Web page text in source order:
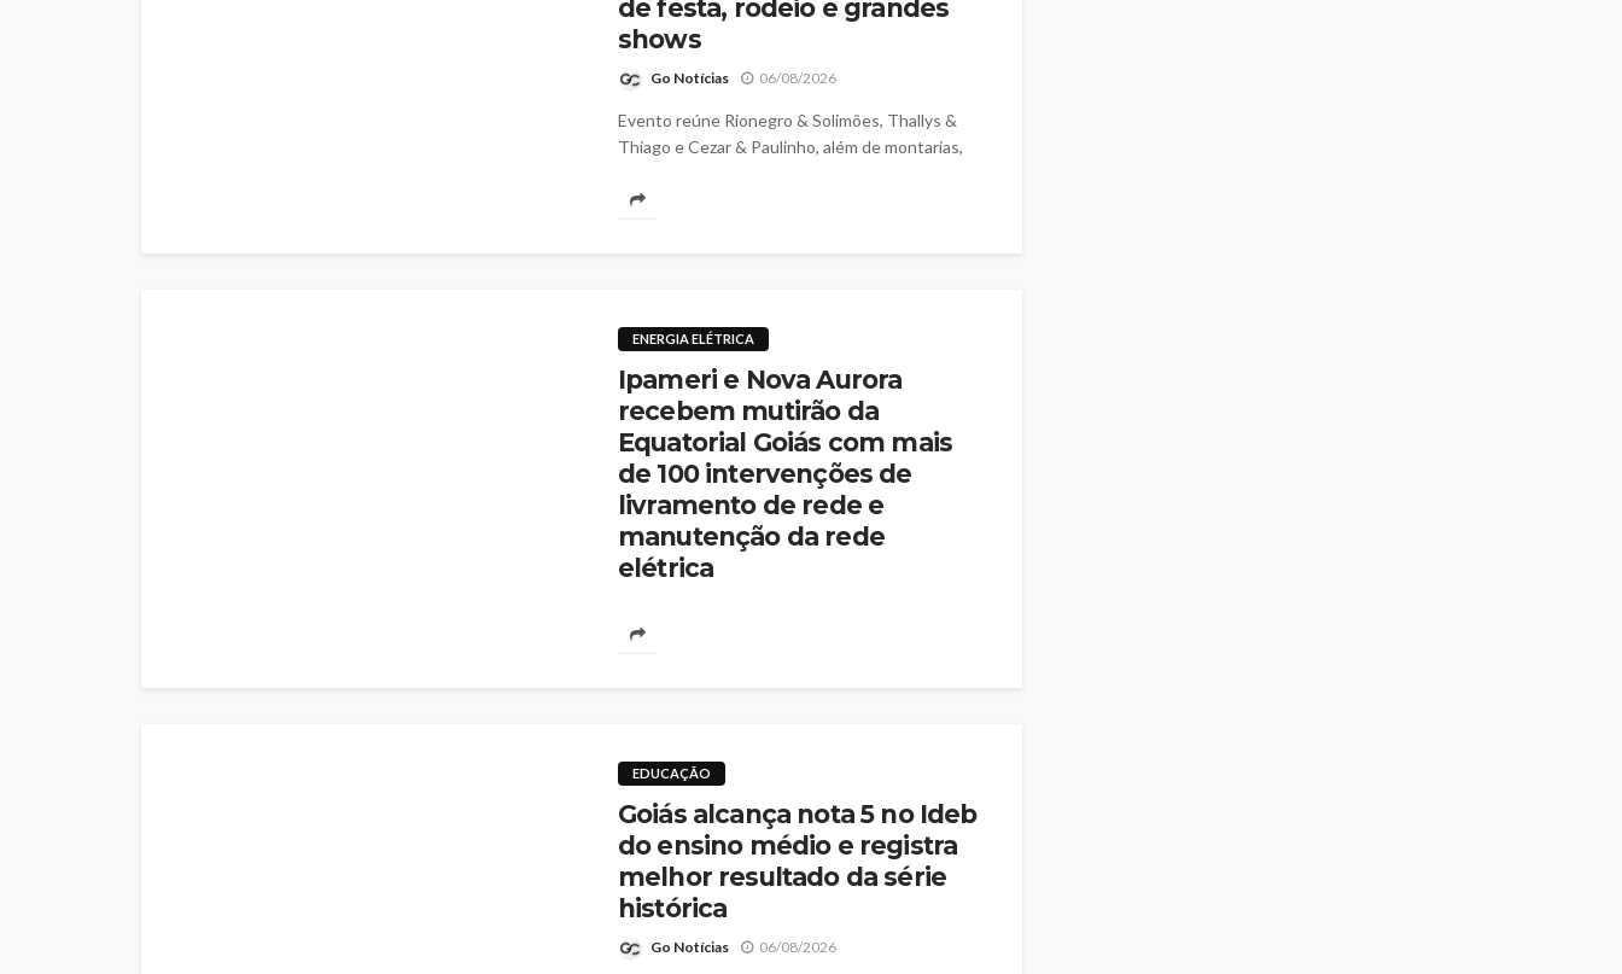
de festa, rodeio e grandes
shows
Go Notícias 06/08/2026
Evento reúne Rionegro & Solimões, Thallys &
Thiago e Cezar & Paulinho, além de montarias,
ENERGIA ELÉTRICA
Ipameri e Nova Aurora
recebem mutirão da
Equatorial Goiás com mais
de 100 intervenções de
livramento de rede e
manutenção da rede
elétrica
EDUCAÇÃO
Goiás alcança nota 5 no Ideb
do ensino médio e registra
melhor resultado da série
histórica
Go Notícias 06/08/2026